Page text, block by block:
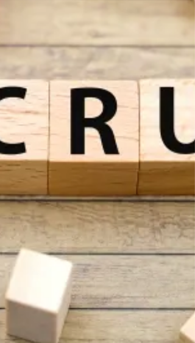
今回は、書類選考から最終面接まで、各段階での
最適な判断方法と、採用精度向上のための実践的
手法をお伝えします。